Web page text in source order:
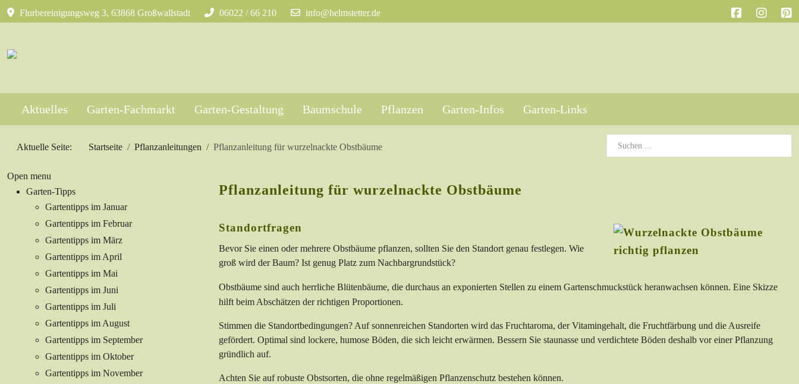
Flurbereinigungsweg 3, 63868 Großwallstadt 06022 / 66 210 info@helmstetter.de
Aktuelles Garten-Fachmarkt Garten-Gestaltung Baumschule Pflanzen Garten-Infos Garten-Links
Aktuelle Seite: Startseite Pflanzanleitungen Pflanzanleitung für wurzelnackte Obstbäume
Open menu
Garten-Tipps
Gartentipps im Januar
Gartentipps im Februar
Gartentipps im März
Gartentipps im April
Gartentipps im Mai
Gartentipps im Juni
Gartentipps im Juli
Gartentipps im August
Gartentipps im September
Gartentipps im Oktober
Gartentipps im November
Pflanzanleitung für wurzelnackte Obstbäume
Standortfragen
Bevor Sie einen oder mehrere Obstbäume pflanzen, sollten Sie den Standort genau festlegen. Wie
groß wird der Baum? Ist genug Platz zum Nachbargrundstück?
Obstbäume sind auch herrliche Blütenbäume, die durchaus an exponierten Stellen zu einem Gartenschmuckstück heranwachsen können. Eine Skizze
hilft beim Abschätzen der richtigen Proportionen.
Stimmen die Standortbedingungen? Auf sonnenreichen Standorten wird das Fruchtaroma, der Vitamingehalt, die Fruchtfärbung und die Ausreife
gefördert. Optimal sind lockere, humose Böden, die sich leicht erwärmen. Bessern Sie staunasse und verdichtete Böden deshalb vor einer Pflanzung
gründlich auf.
Achten Sie auf robuste Obstsorten, die ohne regelmäßigen Pflanzenschutz bestehen können.